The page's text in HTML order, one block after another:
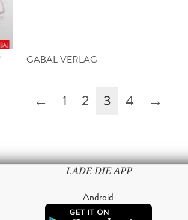
GABAL VERLAG
← 1 2 3 4 →
LADE DIE APP
Android